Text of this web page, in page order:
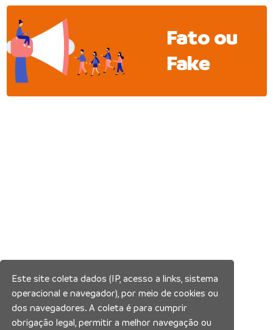
Fato ou
Fake
Este site coleta dados (IP, acesso a links, sistema
operacional e navegador), por meio de cookies ou
dos navegadores. A coleta é para cumprir
obrigação legal, permitir a melhor navegação ou